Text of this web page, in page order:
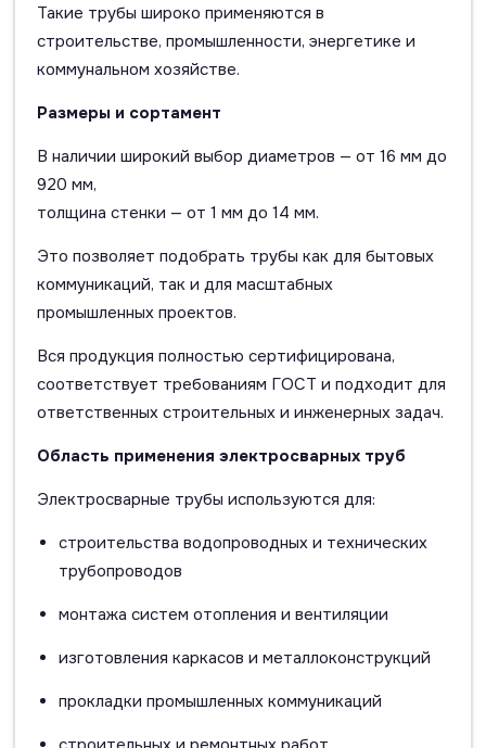
Такие трубы широко применяются в
строительстве, промышленности, энергетике и
коммунальном хозяйстве.
Размеры и сортамент
В наличии широкий выбор диаметров — от 16 мм до
920 мм,
толщина стенки — от 1 мм до 14 мм.
Это позволяет подобрать трубы как для бытовых
коммуникаций, так и для масштабных
промышленных проектов.
Вся продукция полностью сертифицирована,
соответствует требованиям ГОСТ и подходит для
ответственных строительных и инженерных задач.
Область применения электросварных труб
Электросварные трубы используются для:
строительства водопроводных и технических
трубопроводов
монтажа систем отопления и вентиляции
изготовления каркасов и металлоконструкций
прокладки промышленных коммуникаций